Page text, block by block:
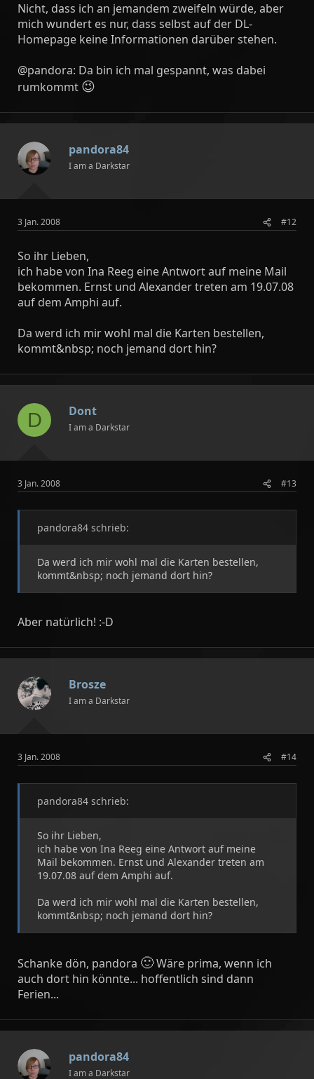
Nicht, dass ich an jemandem zweifeln würde, aber
mich wundert es nur, dass selbst auf der DL-
Homepage keine Informationen darüber stehen.
@pandora: Da bin ich mal gespannt, was dabei
rumkommt 😉
pandora84
I am a Darkstar
3 Jan. 2008 #12
So ihr Lieben,
ich habe von Ina Reeg eine Antwort auf meine Mail
bekommen. Ernst und Alexander treten am 19.07.08
auf dem Amphi auf.
Da werd ich mir wohl mal die Karten bestellen,
kommt&nbsp; noch jemand dort hin?
D Dont
I am a Darkstar
3 Jan. 2008 #13
pandora84 schrieb:
Da werd ich mir wohl mal die Karten bestellen,
kommt&nbsp; noch jemand dort hin?
Aber natürlich! :-D
Brosze
I am a Darkstar
3 Jan. 2008 #14
pandora84 schrieb:
So ihr Lieben,
ich habe von Ina Reeg eine Antwort auf meine
Mail bekommen. Ernst und Alexander treten am
19.07.08 auf dem Amphi auf.
Da werd ich mir wohl mal die Karten bestellen,
kommt&nbsp; noch jemand dort hin?
Schanke dön, pandora 🙂Wäre prima, wenn ich
auch dort hin könnte... hoffentlich sind dann
Ferien...
pandora84
I am a Darkstar